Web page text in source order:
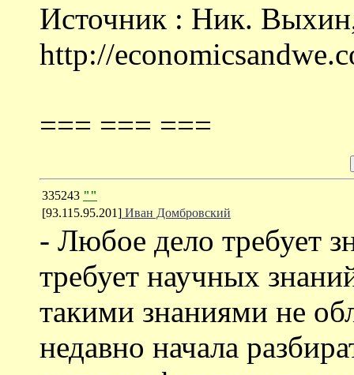
Источник : Ник.
http://
=== === ===
335243 ""
[93.115.95.201] Иван Домбровский
- Любое дело требует
требует научных
такими знаниями не
недавно начала